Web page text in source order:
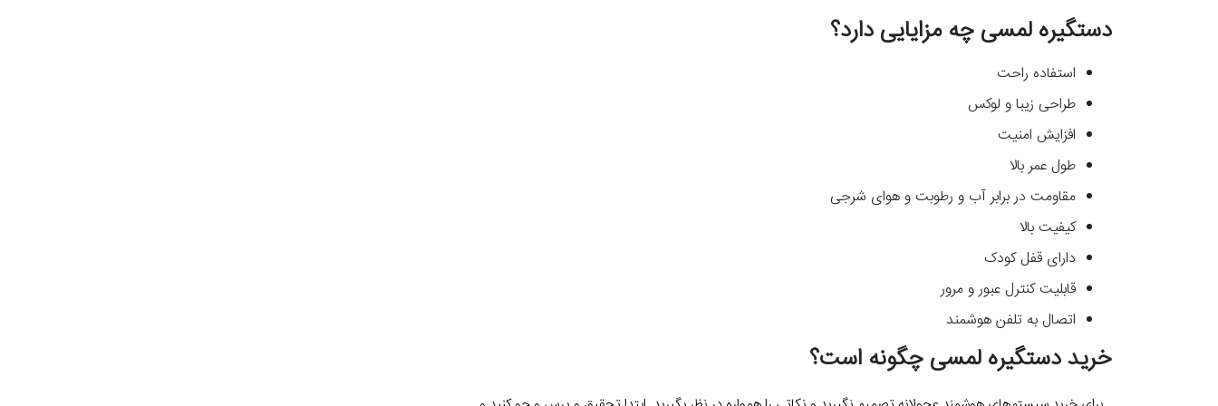
دستگیره لمسی چه مزایایی دارد؟
استفاده راحت
طراحی زیبا و لوکس
افزایش امنیت
طول عمر بالا
مقاومت در برابر آب و رطوبت و هوای شرجی
کیفیت بالا
دارای قفل کودک
قابلیت کنترل عبور و مرور
اتصال به تلفن هوشمند
خرید دستگیره لمسی چگونه است؟